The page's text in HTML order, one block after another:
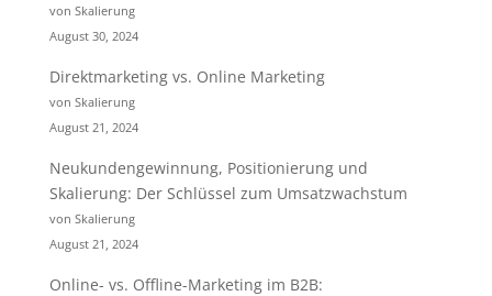
von Skalierung
August 30, 2024
Direktmarketing vs. Online Marketing
von Skalierung
August 21, 2024
Neukundengewinnung, Positionierung und
Skalierung: Der Schlüssel zum Umsatzwachstum
von Skalierung
August 21, 2024
Online- vs. Offline-Marketing im B2B: